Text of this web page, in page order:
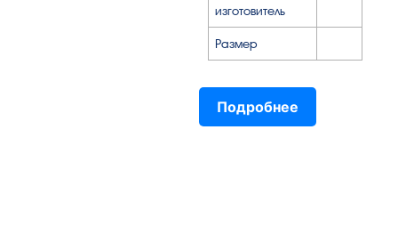
изготовитель
Размер
Подробнее